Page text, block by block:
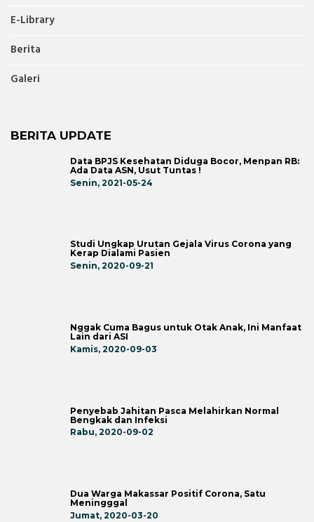
E-Library
Berita
Galeri
BERITA UPDATE
Data BPJS Kesehatan Diduga Bocor, Menpan RB:
Ada Data ASN, Usut Tuntas !
Senin, 2021-05-24
Studi Ungkap Urutan Gejala Virus Corona yang
Kerap Dialami Pasien
Senin, 2020-09-21
Nggak Cuma Bagus untuk Otak Anak, Ini Manfaat
Lain dari ASI
Kamis, 2020-09-03
Penyebab Jahitan Pasca Melahirkan Normal
Bengkak dan Infeksi
Rabu, 2020-09-02
Dua Warga Makassar Positif Corona, Satu
Meningggal
Jumat, 2020-03-20